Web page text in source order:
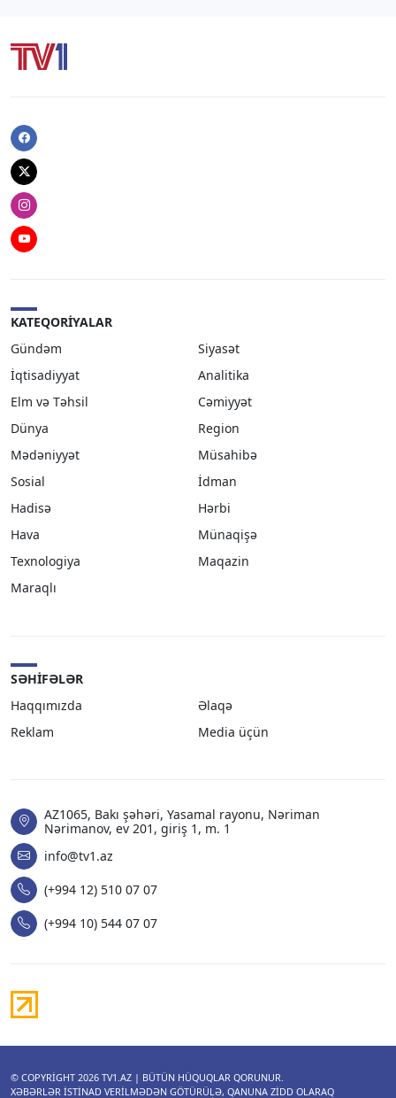
Facebook
Twitter
Instagram
Youtube
KATEQORIYALAR
Gündəm
Siyasət
İqtisadiyyat
Analitika
Elm və Təhsil
Cəmiyyət
Dünya
Region
Mədəniyyət
Müsahibə
Sosial
İdman
Hadisə
Hərbi
Hava
Münaqişə
Texnologiya
Maqazin
Maraqlı
SƏHIFƏLƏR
Haqqımızda
Əlaqə
Reklam
Media üçün
AZ1065, Bakı şəhəri, Yasamal rayonu, Nəriman
Nərimanov, ev 201, giriş 1, m. 1
info@tv1.az
(+994 12) 510 07 07
(+994 10) 544 07 07
© COPYRIGHT 2026 TV1.AZ | BÜTÜN HÜQUQLAR QORUNUR.
XƏBƏRLƏR ISTINAD VERILMƏDƏN GÖTÜRÜLƏ, QANUNA ZIDD OLARAQ